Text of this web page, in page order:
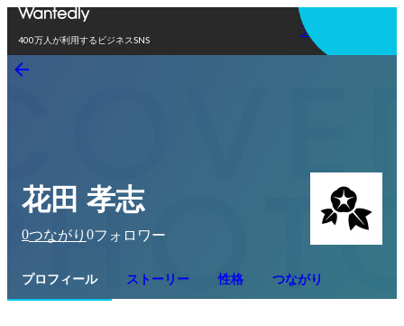
400万人が利用するビジネスSNS
アプリを使う
花田 孝志
0つながり 0フォロワー
プロフィール ストーリー 性格 つながり